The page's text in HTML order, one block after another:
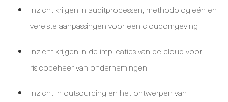
Inzicht krijgen in auditprocessen, methodologieën en
vereiste aanpassingen voor een cloudomgeving
Inzicht krijgen in de implicaties van de cloud voor
risicobeheer van ondernemingen
Inzicht in outsourcing en het ontwerpen van